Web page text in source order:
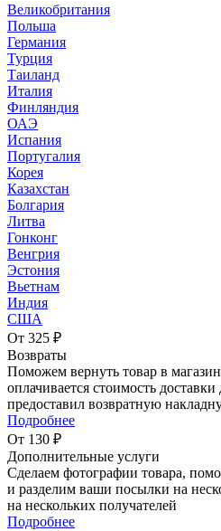
Великобритания
Польша
Германия
Турция
Таиланд
Италия
Финляндия
ОАЭ
Испания
Португалия
Корея
Казахстан
Болгария
Литва
Гонконг
Венгрия
Эстония
Вьетнам
Индия
США
От 325 ₽
Возвраты
Поможем вернуть товар в
оплачивается стоимость
предоставил возвратную
Подробнее
От 130 ₽
Дополнительные услуги
Сделаем фотографии товара,
и разделим ваши посылки на
на нескольких получателей
Подробнее